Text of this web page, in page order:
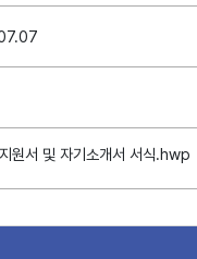
원서 및 자기소개서 서식.hwp